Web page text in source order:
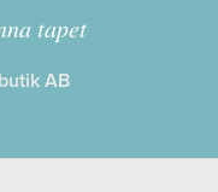
tapet
AB